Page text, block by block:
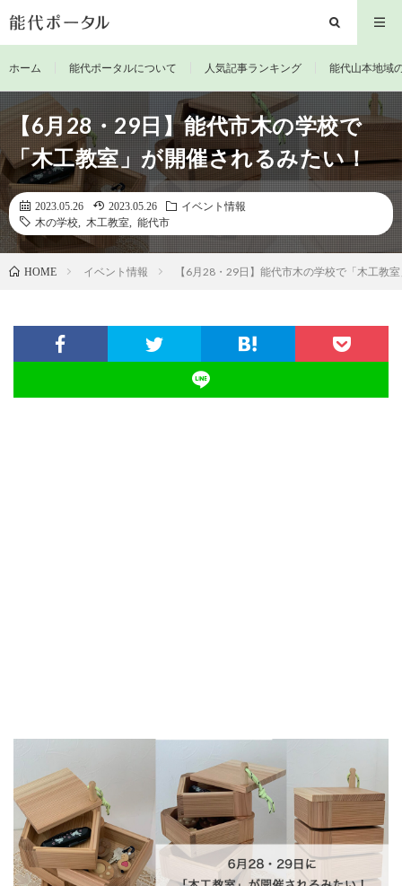
ホーム 能代ポータルについて 人気記事ランキング 能代山本地域
【6月28・29日】能代市木の学校で
「木工教室」が開催されるみたい！
2023.05.26 2023.05.26
イベント情報
木の学校
木工教室 能代市
HOME イベント情報 【6月28・29日】能代市木の学校で「木工教